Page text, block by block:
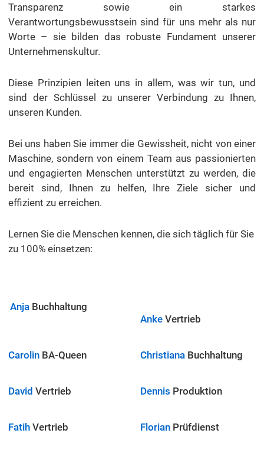
Transparenz sowie ein starkes
Verantwortungsbewusstsein sind für uns mehr als nur
Worte – sie bilden das robuste Fundament unserer
Unternehmenskultur.
Diese Prinzipien leiten uns in allem, was wir tun, und
sind der Schlüssel zu unserer Verbindung zu Ihnen,
unseren Kunden.
Bei uns haben Sie immer die Gewissheit, nicht von einer
Maschine, sondern von einem Team aus passionierten
und engagierten Menschen unterstützt zu werden, die
bereit sind, Ihnen zu helfen, Ihre Ziele sicher und
effizient zu erreichen.
Lernen Sie die Menschen kennen, die sich täglich für Sie
zu 100% einsetzen:
Anja Buchhaltung
Anke Vertrieb
Carolin BA-Queen Christiana Buchhaltung
David Vertrieb Dennis Produktion
Fatih Vertrieb Florian Prüfdienst